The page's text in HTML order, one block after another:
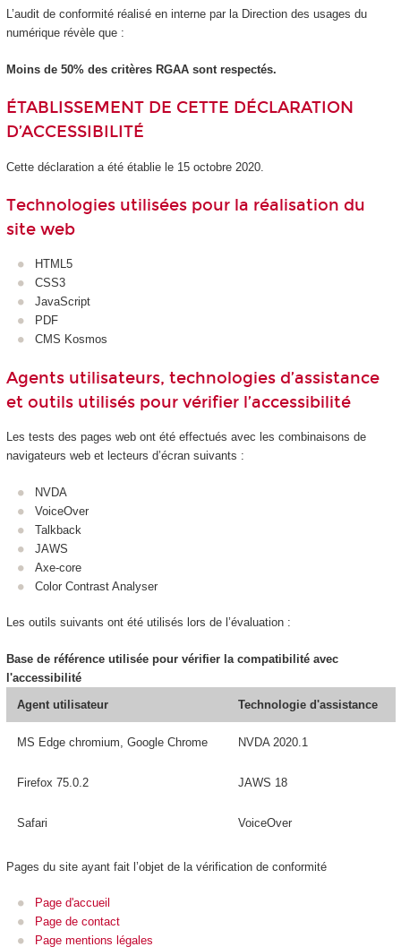
L’audit de conformité réalisé en interne par la Direction des usages du
numérique révèle que :
Moins de 50% des critères RGAA sont respectés.
ÉTABLISSEMENT DE CETTE DÉCLARATION
D’ACCESSIBILITÉ
Cette déclaration a été établie le 15 octobre 2020.
Technologies utilisées pour la réalisation du
site web
HTML5
CSS3
JavaScript
PDF
CMS Kosmos
Agents utilisateurs, technologies d’assistance
et outils utilisés pour vérifier l’accessibilité
Les tests des pages web ont été effectués avec les combinaisons de
navigateurs web et lecteurs d’écran suivants :
NVDA
VoiceOver
Talkback
JAWS
Axe-core
Color Contrast Analyser
Les outils suivants ont été utilisés lors de l’évaluation :
Base de référence utilisée pour vérifier la compatibilité avec
l'accessibilité
Agent utilisateur
Technologie d'assistance
MS Edge chromium, Google Chrome NVDA 2020.1
Firefox 75.0.2 JAWS 18
Safari VoiceOver
Pages du site ayant fait l’objet de la vérification de conformité
Page d'accueil
Page de contact
Page mentions légales